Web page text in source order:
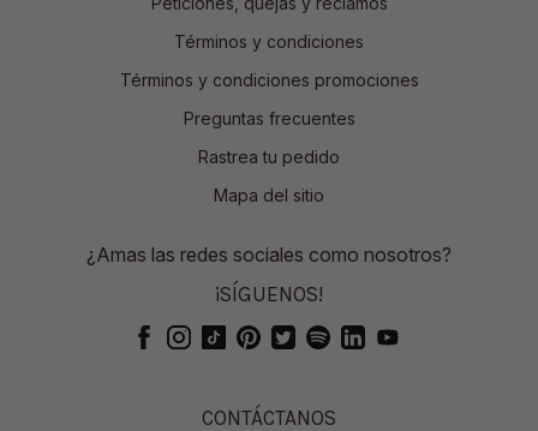
Términos y condiciones
Términos y condiciones promociones
Preguntas frecuentes
Rastrea tu pedido
Mapa del sitio
¿Amas las redes sociales como nosotros?
¡SÍGUENOS!
CONTÁCTANOS